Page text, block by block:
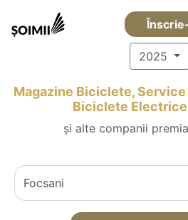
2025
Magazine Biciclete,
Biciclete
și alte companii